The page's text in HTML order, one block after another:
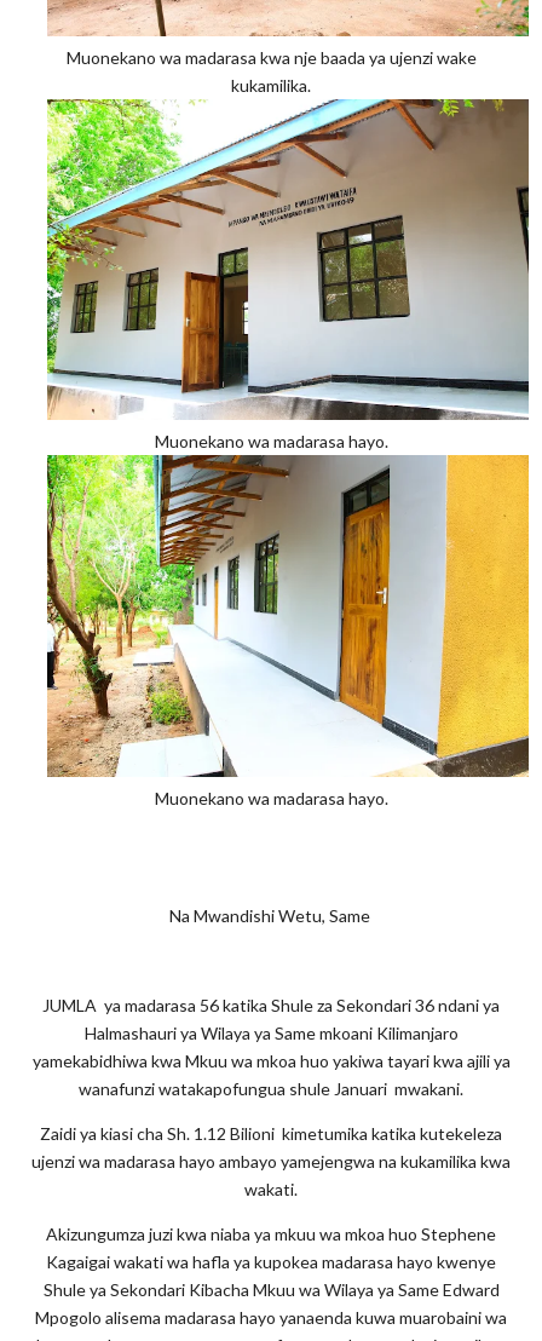
Muonekano wa madarasa kwa nje baada ya ujenzi wake
kukamilika.
Muonekano wa madarasa hayo.
Muonekano wa madarasa hayo.
Na Mwandishi Wetu, Same
JUMLA ya madarasa 56 katika Shule za Sekondari 36 ndani ya
Halmashauri ya Wilaya ya Same mkoani Kilimanjaro
yamekabidhiwa kwa Mkuu wa mkoa huo yakiwa tayari kwa ajili ya
wanafunzi watakapofungua shule Januari mwakani.
Zaidi ya kiasi cha Sh. 1.12 Bilioni kimetumika katika kutekeleza
ujenzi wa madarasa hayo ambayo yamejengwa na kukamilika kwa
wakati.
Akizungumza juzi kwa niaba ya mkuu wa mkoa huo Stephene
Kagaigai wakati wa hafla ya kupokea madarasa hayo kwenye
Shule ya Sekondari Kibacha Mkuu wa Wilaya ya Same Edward
Mpogolo alisema madarasa hayo yanaenda kuwa muarobaini wa